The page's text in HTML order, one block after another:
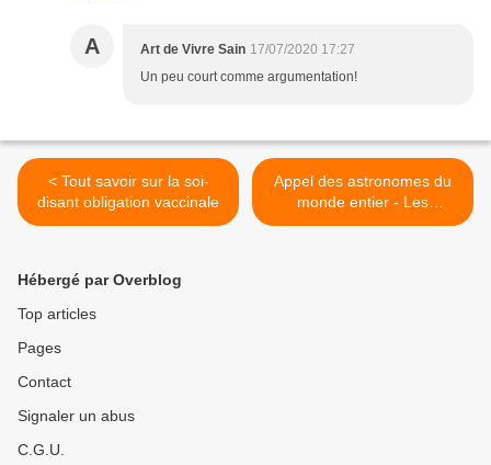
A Art de Vivre Sain 17/07/2020 17:27
Un peu court comme argumentation!
< Tout savoir sur la soi-
disant obligation vaccinale
Appel des astronomes du
monde entier - Les
satellites 5G menacent
Hébergé par Overblog
Top articles
Pages
Contact
Signaler un abus
C.G.U.